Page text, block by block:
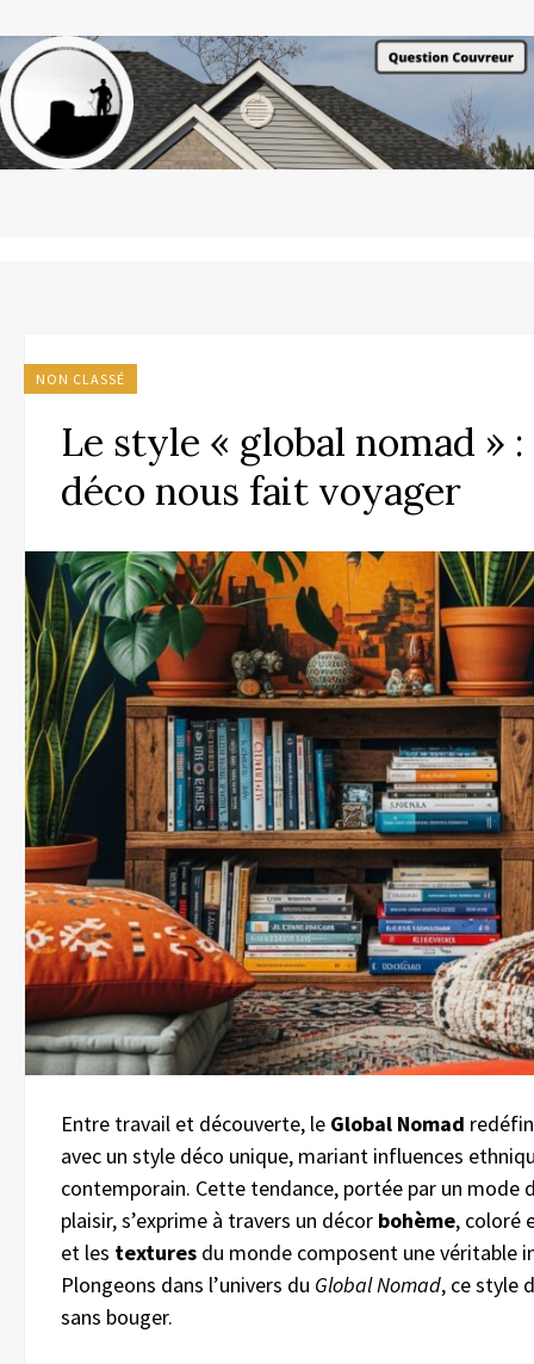
NON CLASSÉ
Le style « global nomad »
déco nous fait voyager
Entre travail et découverte, le Global Nomad
avec un style déco unique, mariant influences
contemporain. Cette tendance, portée par un mode
plaisir, s’exprime à travers un décor bohème, coloré
et les textures du monde composent une véritable
Plongeons dans l’univers du Global Nomad, ce style
sans bouger.